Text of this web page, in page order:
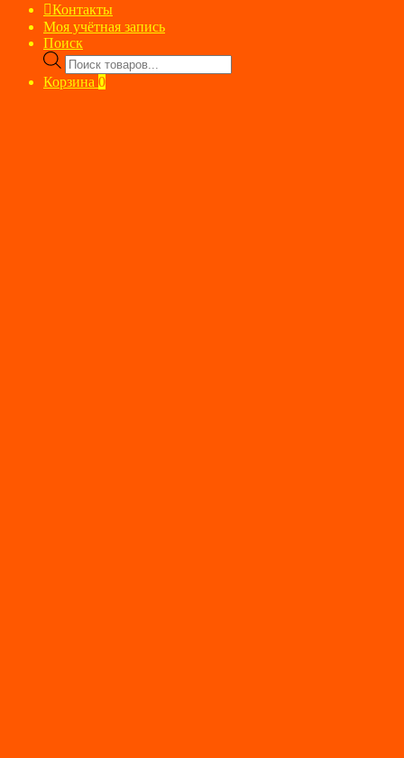
Контакты
Моя учётная запись
Поиск
Поиск
товаров
Корзина 0